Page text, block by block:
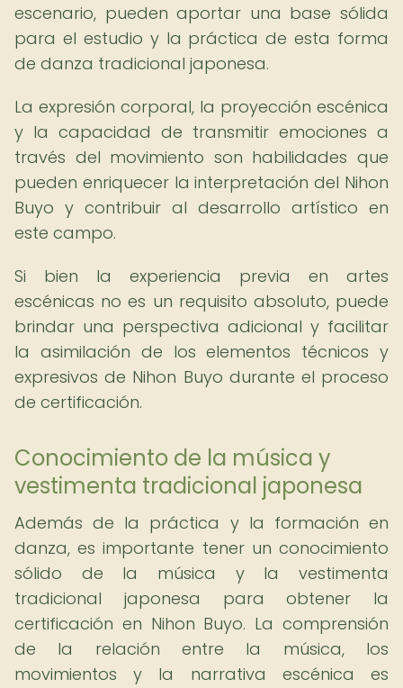
escenario, pueden aportar una base sólida
para el estudio y la práctica de esta forma
de danza tradicional japonesa.
La expresión corporal, la proyección escénica
y la capacidad de transmitir emociones a
través del movimiento son habilidades que
pueden enriquecer la interpretación del Nihon
Buyo y contribuir al desarrollo artístico en
este campo.
Si bien la experiencia previa en artes
escénicas no es un requisito absoluto, puede
brindar una perspectiva adicional y facilitar
la asimilación de los elementos técnicos y
expresivos de Nihon Buyo durante el proceso
de certificación.
Conocimiento de la música y
vestimenta tradicional japonesa
Además de la práctica y la formación en
danza, es importante tener un conocimiento
sólido de la música y la vestimenta
tradicional japonesa para obtener la
certificación en Nihon Buyo. La comprensión
de la relación entre la música, los
movimientos y la narrativa escénica es